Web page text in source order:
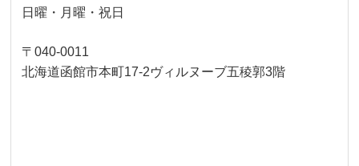
日曜・月曜・祝日
〒040-0011
北海道函館市本町17-2ヴィルヌーブ五稜郭3階